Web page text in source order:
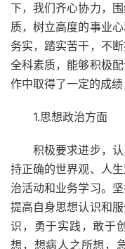
下，我们齐心协力，
质，树立高度的事业
务实，踏实苦干，不
全科素质，能够积极
作中取得了一定的成绩
1.思想政治方面
积极要求进步，认
持正确的世界观、人
治活动和业务学习。
提高自身思想认识和
识，勇于实践，敢于
想，想病人之所想，